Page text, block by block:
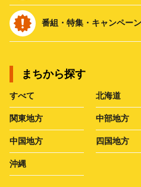
番組・特集・キャンペー
まちから探す
すべて 北海道
関東地方 中部地方
中国地方 四国地方
沖縄